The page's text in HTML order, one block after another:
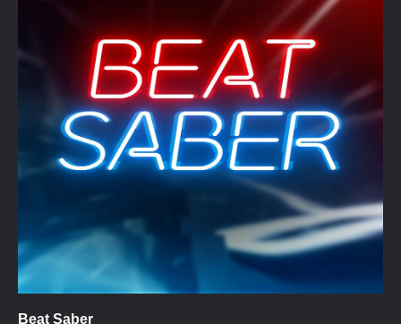
Beat Saber